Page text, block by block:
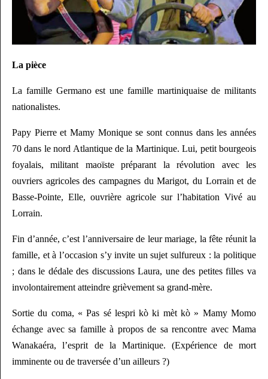
La pièce
La famille Germano est une famille martiniquaise de militants
nationalistes.
Papy Pierre et Mamy Monique se sont connus dans les années
70 dans le nord Atlantique de la Martinique. Lui, petit bourgeois
foyalais, militant maoïste préparant la révolution avec les
ouvriers agricoles des campagnes du Marigot, du Lorrain et de
Basse-Pointe, Elle, ouvrière agricole sur l’habitation Vivé au
Lorrain.
Fin d’année, c’est l’anniversaire de leur mariage, la fête réunit la
famille, et à l’occasion s’y invite un sujet sulfureux : la politique
; dans le dédale des discussions Laura, une des petites filles va
involontairement atteindre grièvement sa grand-mère.
Sortie du coma, « Pas sé lespri kò ki mèt kò » Mamy Momo
échange avec sa famille à propos de sa rencontre avec Mama
Wanakaéra, l’esprit de la Martinique. (Expérience de mort
imminente ou de traversée d’un ailleurs ?)